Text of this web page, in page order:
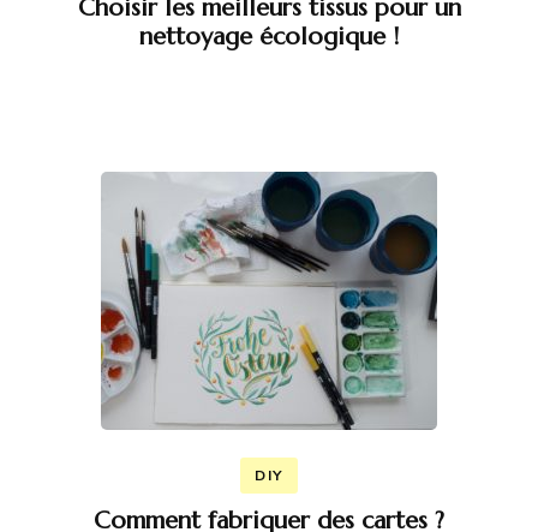
Choisir les meilleurs tissus pour un
nettoyage écologique !
DIY
Comment fabriquer des cartes ?